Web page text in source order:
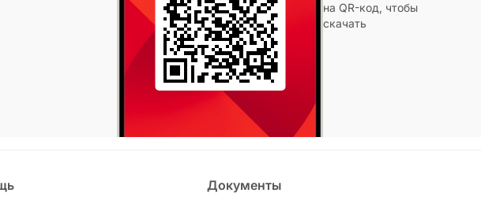
на QR-код, чтобы
скачать
Документы